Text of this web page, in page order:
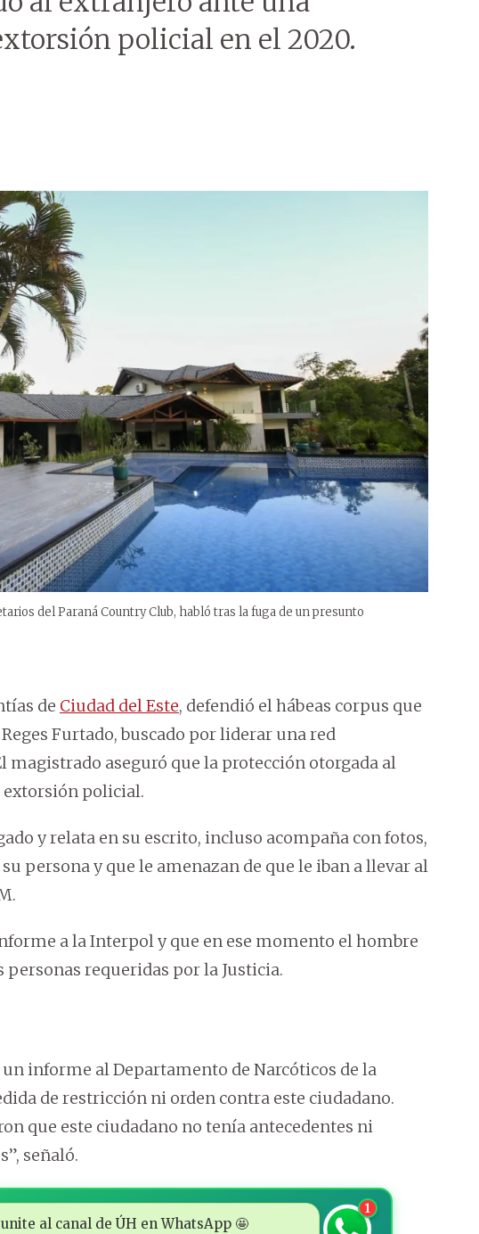
policial en el 2020.
del Paraná Country Club, habló tras la fuga de un presunto
de Ciudad del Este, defendió el hábeas corpus que
Furtado, buscado por liderar una red
magistrado aseguró que la protección otorgada al
extorsión policial.
y relata en su escrito, incluso acompaña con fotos,
persona y que le amenazan de que le iban a llevar al
a la Interpol y que en ese momento el hombre
requeridas por la Justicia.
informe al Departamento de Narcóticos de la
de restricción ni orden contra este ciudadano.
que este ciudadano no tenía antecedentes ni
señaló.
al canal de ÚH en WhatsApp 🤩
1